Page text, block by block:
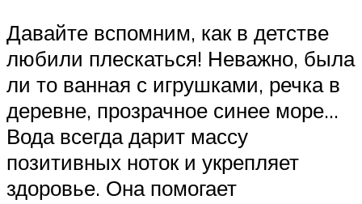
Давайте вспомним, как в детстве
любили плескаться! Неважно, была
ли то ванная с игрушками, речка в
деревне, прозрачное синее море…
Вода всегда дарит массу
позитивных ноток и укрепляет
здоровье. Она помогает